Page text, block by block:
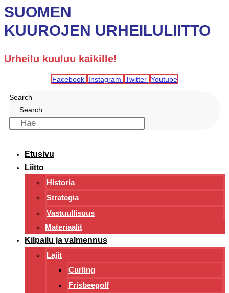
SUOMEN
KUUROJEN URHEILULIITTO
Urheilu kuuluu kaikille!
Facebook Instagram Twitter Youtube
Search
Search
Etusivu
Liitto
Historia
Strategia
Vastuullisuus
Materiaalit
Kilpailu ja valmennus
Lajit
Curling
Frisbeegolf